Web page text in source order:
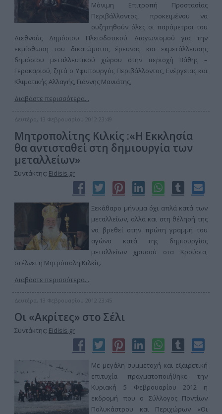
Μόνιμη Επιτροπή Προστασίας
Περιβάλλοντος, προκειμένου να
συζητηθούν όλες οι παράμετροι του
Διεθνούς Δημόσιου Πλειοδοτικού Διαγωνισμού για την
εκμίσθωση του δικαιώματος έρευνας και εκμετάλλευσης
δημόσιου μεταλλευτικού χώρου στην περιοχή Βάθης –
Γερακαριού, ζητά ο Υφυπουργός Περιβάλλοντος, Ενέργειας και
Κλιματικής Αλλαγής, Γιάννης Μανιάτης,
Διαβάστε περισσότερα...
Δευτέρα, 13 Φεβρουαρίου 2012 23:49
Μητροπολίτης Κιλκίς :«Η Εκκλησία
θα αντισταθεί στη δημιουργία των
μεταλλείων»
Συντάκτης: Eidisis.gr
Ξεκάθαρο μήνυμα όχι απλά κατά των
μεταλλείων, αλλά και στη θέλησή της
να βρεθεί στην πρώτη γραμμή του
αγώνα κατά της δημιουργίας
μεταλλείων χρυσού στα Κρούσια,
στέλνει η Μητρόπολη Κιλκίς.
Διαβάστε περισσότερα...
Δευτέρα, 13 Φεβρουαρίου 2012 23:45
Οι «Ακρίτες» στο Σέλι
Συντάκτης: Eidisis.gr
Με μεγάλη συμμετοχή και εξαιρετική
επιτυχία πραγματοποιήθηκε την
Κυριακή 5 Φεβρουαρίου 2012 η
εκδρομή που ο Σύλλογος Ποντίων
Πολυκάστρου και Περιχώρων «Οι